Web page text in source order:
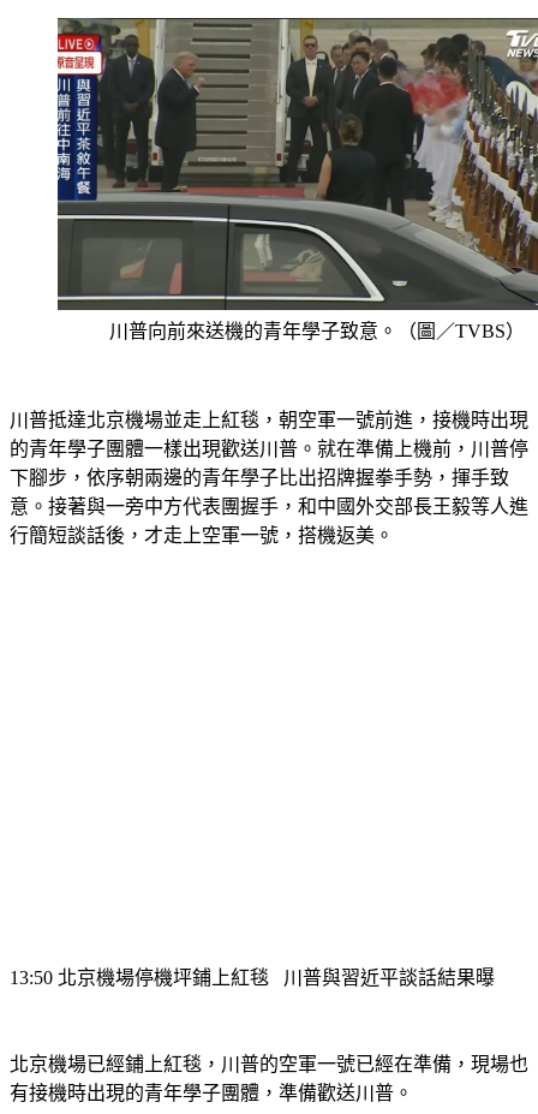
川普向前來送機的青年學子致意。（圖／TVBS）
的青年學子團體一樣出現歡送川普。就在準備上機前，川普停
下腳步，依序朝兩邊的青年學子比出招牌握拳手勢，揮手致
意。接著與一旁中方代表團握手，和中國外交部長王毅等人進
行簡短談話後，才走上空軍一號，搭機返美。
有接機時出現的青年學子團體，準備歡送川普。